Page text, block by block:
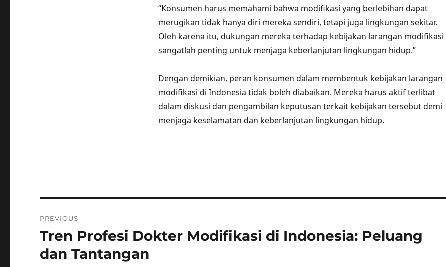
“Konsumen harus memahami bahwa modifikasi yang berlebihan dapat
merugikan tidak hanya diri mereka sendiri, tetapi juga lingkungan sekitar.
Oleh karena itu, dukungan mereka terhadap kebijakan larangan modifikasi
sangatlah penting untuk menjaga keberlanjutan lingkungan hidup.”
Dengan demikian, peran konsumen dalam membentuk kebijakan larangan
modifikasi di Indonesia tidak boleh diabaikan. Mereka harus aktif terlibat
dalam diskusi dan pengambilan keputusan terkait kebijakan tersebut demi
menjaga keselamatan dan keberlanjutan lingkungan hidup.
navigation
PREVIOUS
Previous
post:
Tren Profesi Dokter Modifikasi di Indonesia: Peluang
dan Tantangan